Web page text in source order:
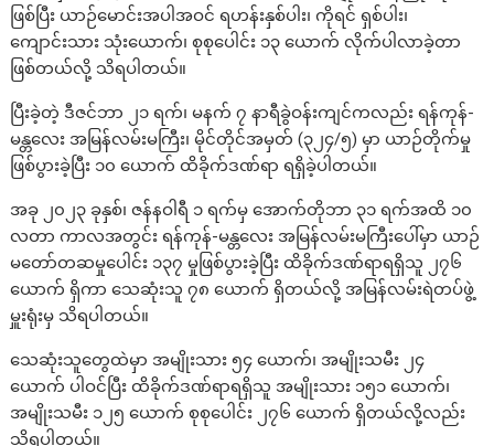
ဖြစ်ပြီး ယာဉ်‌မောင်းအပါအဝင် ရဟန်းနှစ်ပါး၊ ကိုရင် ရှစ်ပါး၊
ကျောင်းသား သုံးယောက်၊ စုစုပေါင်း ၁၃ ယောက် လိုက်ပါလာခဲ့တာ
ဖြစ်တယ်လို့ သိရပါတယ်။
ပြီးခဲ့တဲ့ ဒီဇင်ဘာ ၂၁ ရက်၊ မနက် ၇ နာရီခွဲဝန်းကျင်ကလည်း ရန်ကုန်-
မန္တလေး အမြန်လမ်းမကြီး၊ မိုင်တိုင်အမှတ် (၃၂၄/၅) မှာ ယာဉ်တိုက်မှု
ဖြစ်ပွားခဲ့ပြီး ၁၀ ယောက် ထိခိုက်ဒဏ်ရာ ရရှိခဲ့ပါတယ်။
အခု ၂၀၂၃ ခုနှစ်၊ ဇန်နဝါရီ ၁ ရက်မှ အောက်တိုဘာ ၃၁ ရက်အထိ ၁၀
လတာ ကာလအတွင်း ရန်ကုန်-မန္တလေး အမြန်လမ်းမကြီးပေါ်မှာ ယာဉ်
မတော်တဆမှုပေါင်း ၁၃၇ မှုဖြစ်ပွားခဲ့ပြီး ထိခိုက်ဒဏ်ရာရရှိသူ ၂၇၆
ယောက် ရှိကာ သေဆုံးသူ ၇၈ ယောက် ရှိတယ်လို့ အမြန်လမ်းရဲတပ်ဖွဲ့
မှူးရုံးမှ သိရပါတယ်။
သေဆုံးသူတွေထဲမှာ အမျိုးသား ၅၄ ယောက်၊ အမျိုးသမီး ၂၄
ယောက် ပါဝင်ပြီး ထိခိုက်ဒဏ်ရာရရှိသူ အမျိုးသား ၁၅၁ ယောက်၊
အမျိုးသမီး ၁၂၅ ယောက် စုစုပေါင်း ၂၇၆ ယောက် ရှိတယ်လို့လည်း
သိရပါတယ်။